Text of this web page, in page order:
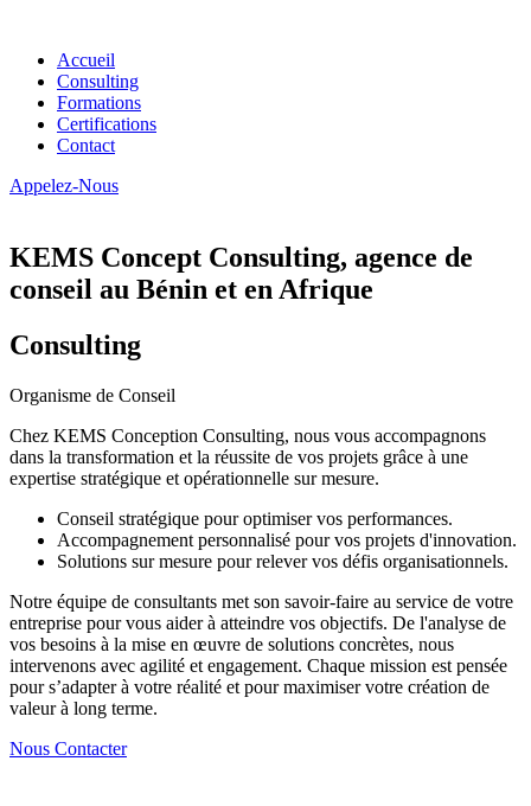
Accueil
Consulting
Formations
Certifications
Contact
Appelez-Nous
KEMS Concept Consulting, agence de
conseil au Bénin et en Afrique
Consulting
Organisme de Conseil
Chez KEMS Conception Consulting, nous vous accompagnons
dans la transformation et la réussite de vos projets grâce à une
expertise stratégique et opérationnelle sur mesure.
Conseil stratégique pour optimiser vos performances.
Accompagnement personnalisé pour vos projets d'innovation.
Solutions sur mesure pour relever vos défis organisationnels.
Notre équipe de consultants met son savoir-faire au service de votre
entreprise pour vous aider à atteindre vos objectifs. De l'analyse de
vos besoins à la mise en œuvre de solutions concrètes, nous
intervenons avec agilité et engagement. Chaque mission est pensée
pour s’adapter à votre réalité et pour maximiser votre création de
valeur à long terme.
Nous Contacter